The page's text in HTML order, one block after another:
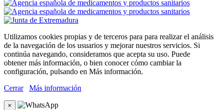
Utilizamos cookies propias y de terceros para para realizar el análisis
de la navegación de los usuarios y mejorar nuestros servicios. Si
continúa navegando, consideramos que acepta su uso. Puede
obtener más información, o bien conocer cómo cambiar la
configuración, pulsando en Más información.
Cerrar
Más información
×